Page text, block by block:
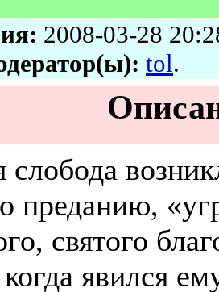
2008-03-28
tol.
слобода
преданию,
святого
явился